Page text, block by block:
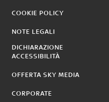
COOKIE POLICY
NOTE LEGALI
DICHIARAZIONE
ACCESSIBILITÀ
OFFERTA SKY MEDIA
CORPORATE